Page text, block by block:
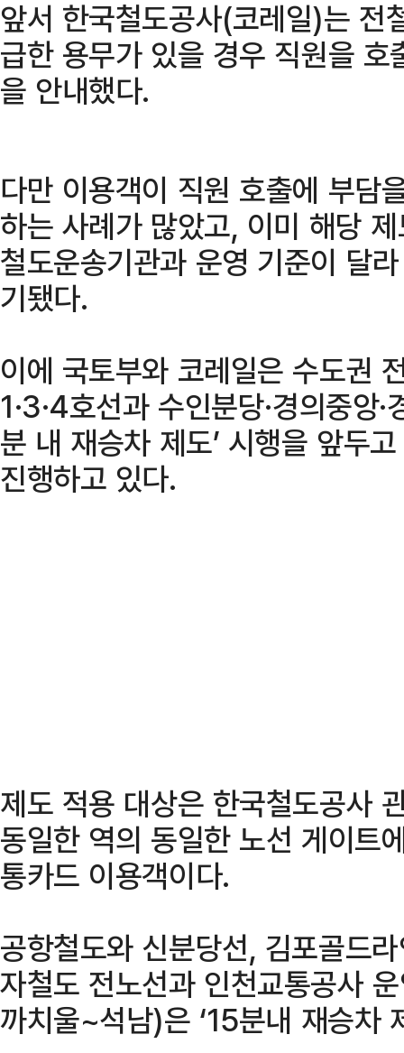
앞서 한국철도공사(코레일)는 전
급한 용무가 있을 경우 직원을
을 안내했다.
다만 이용객이 직원 호출에 부담
하는 사례가 많았고, 이미 해당
철도운송기관과 운영 기준이 달
기됐다.
이에 국토부와 코레일은 수도권
1·3·4호선과 수인분당·경의중앙
분 내 재승차 제도’ 시행을 앞두
진행하고 있다.
제도 적용 대상은 한국철도공사
동일한 역의 동일한 노선 게이트
통카드 이용객이다.
공항철도와 신분당선, 김포골드
자철도 전노선과 인천교통공사
까치울~석남)은 ‘15분내 재승차